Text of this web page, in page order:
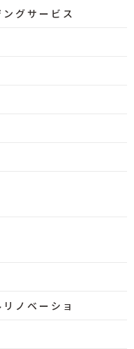
グサービス
ノベーショ